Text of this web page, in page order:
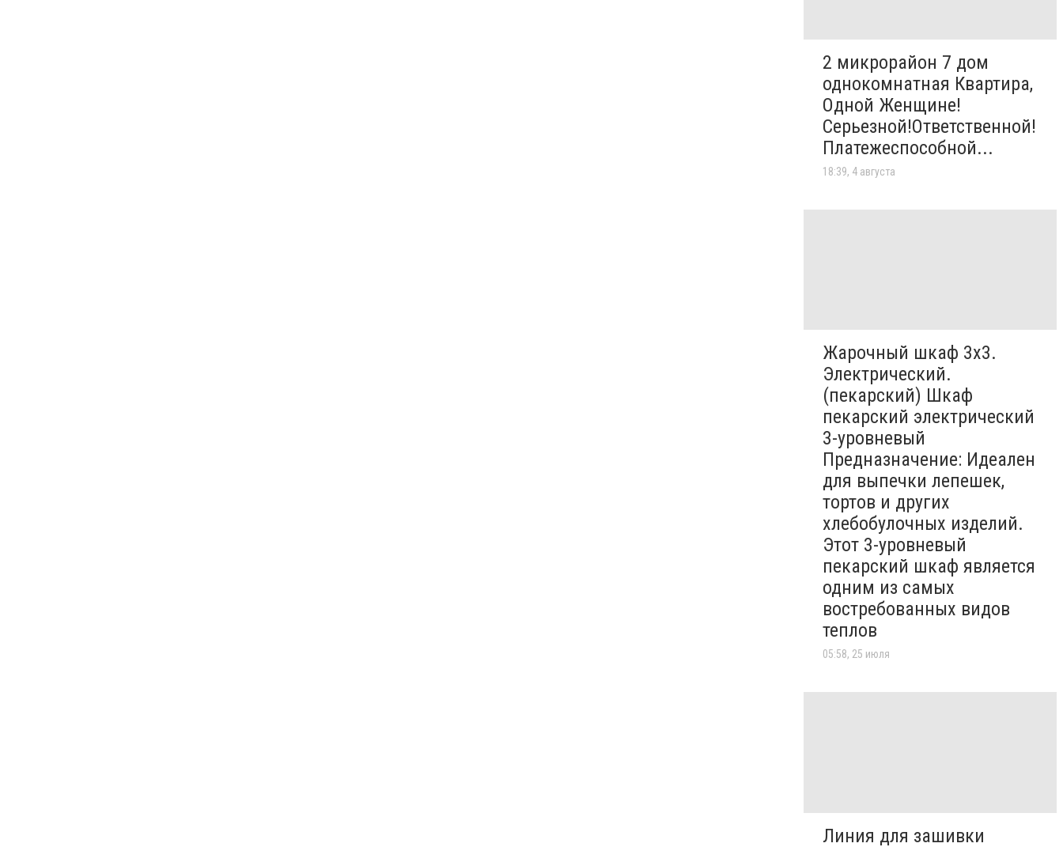
2 микрорайон 7 дом
однокомнатная Квартира,
Одной Женщине!
Серьезной!Ответственной!
Платежеспособной...
18:39, 4 августа
Жарочный шкаф 3х3.
Электрический.
(пекарский) Шкаф
пекарский электрический
3-уровневый
Предназначение: Идеален
для выпечки лепешек,
тортов и других
хлебобулочных изделий.
Этот 3-уровневый
пекарский шкаф является
одним из самых
востребованных видов
теплов
05:58, 25 июля
Линия для зашивки